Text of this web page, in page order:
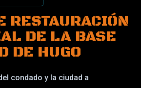
RESTAURACIÓN
DE LA BASE
DE HUGO
condado y la ciudad a